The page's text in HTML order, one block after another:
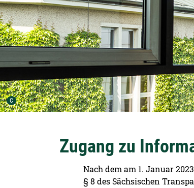
C Urheber der Grafik:
Zugang zu
Nach dem am 1. Januar
§ 8 des Sächsischen